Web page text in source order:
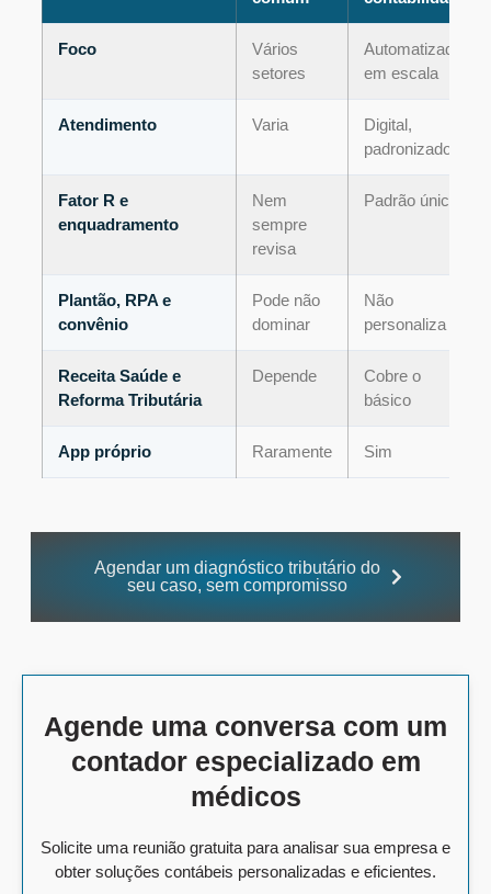
Foco
Vários
setores
Automatizado,
em escala
Atendimento Varia
Digital,
padronizado
Fator R e
enquadramento
Nem
sempre
revisa
Padrão único
Plantão, RPA e
convênio
Pode não
dominar
Não
personaliza
Receita Saúde e
Reforma Tributária
Depende
Cobre o
básico
App próprio Raramente Sim
Agendar um diagnóstico tributário do
seu caso, sem compromisso
Agende uma conversa com um
contador especializado em
médicos
Solicite uma reunião gratuita para analisar sua empresa e
obter soluções contábeis personalizadas e eficientes.